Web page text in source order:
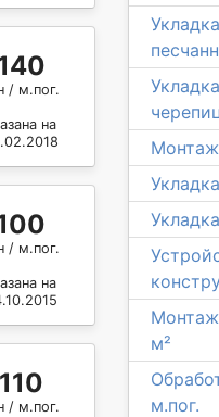
/ м.пог.
на
/ м.пог.
на
110
/ м.пог.
м²
м.пог.